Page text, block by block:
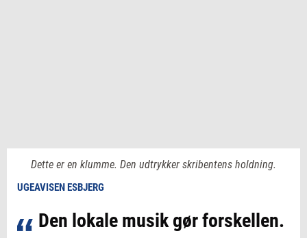
Dette er en klumme. Den udtrykker skribentens holdning.
UGEAVISEN ESBJERG
Den lokale musik gør forskellen.